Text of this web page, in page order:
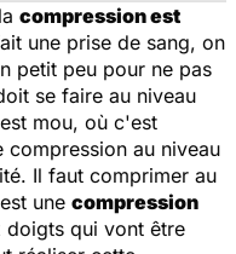
compression est
une prise de sang, on
petit peu pour ne pas
se faire au niveau
mou, où c'est
au niveau
Il faut comprimer au
une compression
doigts qui vont être